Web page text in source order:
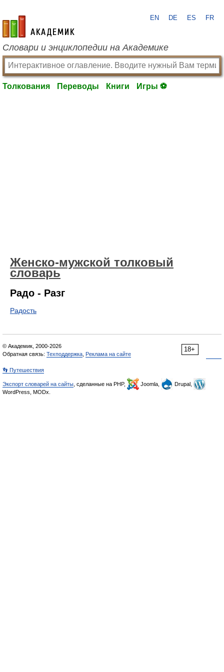
academic.ru
EN DE ES FR
Словари и энциклопедии на Академике
Толкования Переводы Книги Игры ⚽
Женско-мужской толковый
словарь
Радо - Разг
Радость
18+
© Академик, 2000-2026
Обратная связь: Техподдержка Реклама на сайте
👣 Путешествия
Экспорт словарей на сайты , сделанные на PHP, Joomla,
Drupal,
WordPress, MODx.